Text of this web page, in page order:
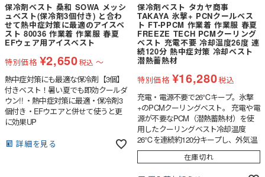
保冷剤ベスト 桑和 SOWA メッシ
ュベスト(保冷剤3個付き) と合わ
せて熱中症対策に最適のアイスベ
スト 80036 作業着 作業服 春夏
EFウェア用アイスベスト
特別価格 ¥2,650税込 〜
熱中症対策にも最適な保冷剤【3個】
付きベスト！暑い夏でも即効クールダ
ウン!! ・熱中症対策に最適・保冷剤3
個付き・EFウエアと併せて使うと更
に効果UP
詳細を見る
保冷剤ベスト タカヤ商事
TAKAYA 氷撃+ PCNクールベス
ト FT-PPCM 作業着 作業服 春夏
FREEZE TECH PCMクーリング
ベスト 充電不要 冷却温度26度 連
続120分 熱中症対策 冷却ベスト
潜熱蓄熱材
特別価格 ¥16,280税込
充電・電源不要で26℃キープ。氷撃
+のPCMクーリングベスト。 充電や電
源が不要なPCM（潜熱蓄熱材）を使
用したクーリングベスト冷却温度
26℃を連続約120分キープし、外気温
に左右されず涼しさが持続ファン付き
作業服が使用できない環境（塗装業・
在庫切れ